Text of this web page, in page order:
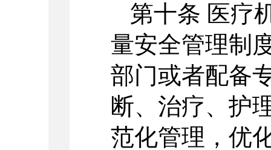
第十条 医疗
量安全管理制
部门或者配备
断、治疗、护
范化管理，优